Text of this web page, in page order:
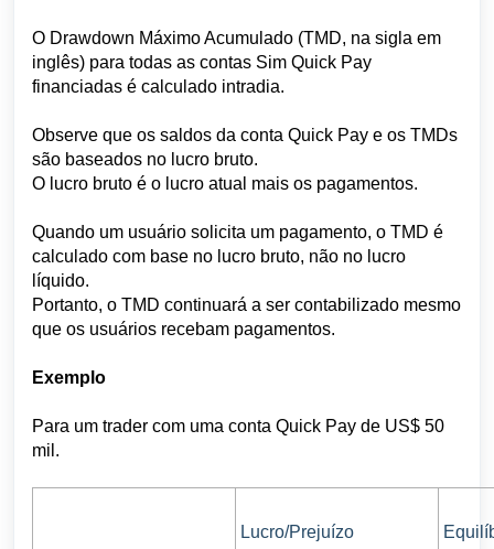
O Drawdown Máximo Acumulado (TMD, na sigla em
inglês) para todas as contas Sim Quick Pay
financiadas é calculado intradia.
Observe que os saldos da conta Quick Pay e os TMDs
são baseados no lucro bruto.
O lucro bruto é o lucro atual mais os pagamentos.
Quando um usuário solicita um pagamento, o TMD é
calculado com base no lucro bruto, não no lucro
líquido.
Portanto, o TMD continuará a ser contabilizado mesmo
que os usuários recebam pagamentos.
Exemplo
Para um trader com uma conta Quick Pay de US$ 50
mil.
Lucro/Prejuízo